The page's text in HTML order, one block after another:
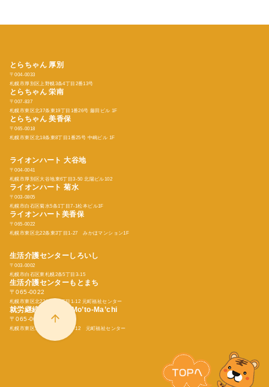
とらちゃん 厚別
〒004-0033
札幌市厚別区上野幌3条4丁目2番13号
とらちゃん 栄南
〒007-837
札幌市東区北37条東19丁目1番26号 藤田ビル 1F
とらちゃん 美香保
〒065-0018
札幌市東区北18条東8丁目1番25号 中嶋ビル 1F
ライオンハート 大谷地
〒004-0041
札幌市厚別区大谷地東6丁目3-50 北陽ビル102
ライオンハート 菊水
〒003-0805
札幌市白石区菊水5条1丁目7-1松本ビル1F
ライオンハート美香保
〒065-0022
札幌市東区北22条東3丁目1-27 みかほマンション1F
生活介護センターしろいし
〒003-0002
札幌市白石区東札幌2条5丁目3-15
生活介護センターもとまち
〒065-0022
札幌市東区北22条東15丁目1-12 元町福祉センター
就労継続支援Ｂ型 Mo’to-Ma’chi
〒065-0022
札幌市東区北22条東15丁目1-12 元町福祉センター